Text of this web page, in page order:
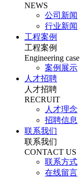
NEWS
公司新闻
行业新闻
工程案例
工程案例
Engineering case
案例展示
人才招聘
人才招聘
RECRUIT
人才理念
招聘信息
联系我们
联系我们
CONTACT US
联系方式
在线留言